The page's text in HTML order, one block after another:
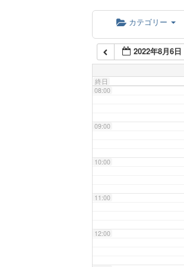
カテゴリー
2022年8月6日
終日
07:00
08:00
09:00
10:00
11:00
12:00